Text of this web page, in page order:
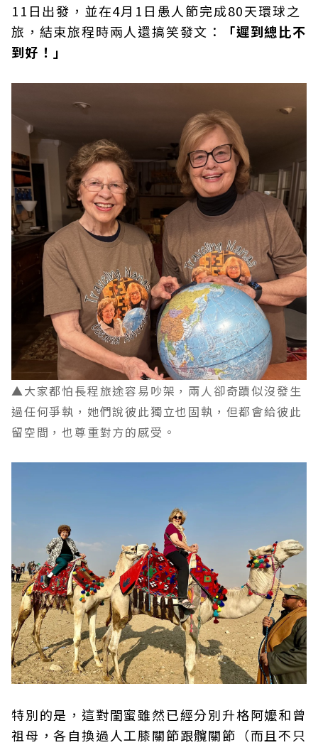
11日出發，並在4月1日愚人節完成80天環球之
旅，結束旅程時兩人還搞笑發文：
「遲到總比不
到好！」
▲大家都怕長程旅途容易吵架，兩人卻奇蹟似沒發生
過任何爭執，她們說彼此獨立也固執，但都會給彼此
留空間，也尊重對方的感受。
特別的是，這對閨蜜雖然已經分別升格阿嬤和曾
祖母，各自換過人工膝關節跟髖關節（而且不只